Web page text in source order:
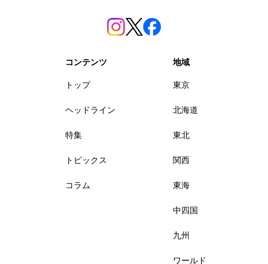
コンテンツ
トップ
ヘッドライン
特集
トピックス
コラム
地域
東京
北海道
東北
関西
東海
中四国
九州
ワールド